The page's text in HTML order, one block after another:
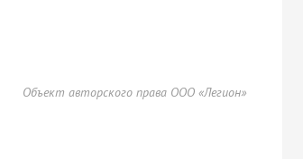
Объект авторского права ООО «Легион»